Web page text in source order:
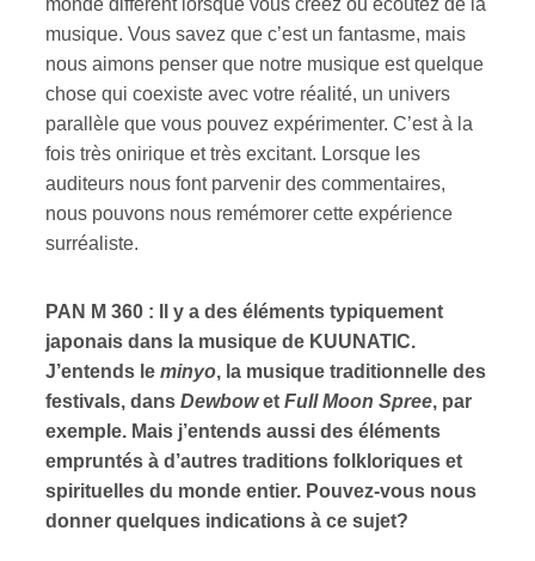
musique. Vous savez que c’est un fantasme, mais
nous aimons penser que notre musique est quelque
chose qui coexiste avec votre réalité, un univers
parallèle que vous pouvez expérimenter. C’est à la
fois très onirique et très excitant. Lorsque les
auditeurs nous font parvenir des commentaires,
nous pouvons nous remémorer cette expérience
surréaliste.
PAN M 360 : Il y a des éléments typiquement
japonais dans la musique de KUUNATIC.
J’entends le minyo, la musique traditionnelle des
festivals, dans Dewbowet Full Moon Spree, par
exemple. Mais j’entends aussi des éléments
empruntés à d’autres traditions folkloriques et
spirituelles du monde entier. Pouvez-vous nous
donner quelques indications à ce sujet?